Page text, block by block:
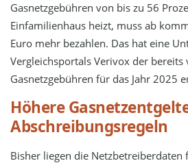
Gasnetzgebühren von bis zu 56
Einfamilienhaus heizt, muss ab
Euro mehr bezahlen. Das hat eine
Vergleichsportals Verivox der
Gasnetzgebühren für das Jahr 2025
Höhere
Abschreibungsregeln
Bisher liegen die Netzbetreiberdaten